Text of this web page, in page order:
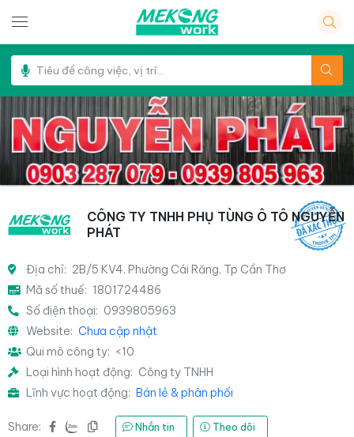
CÔNG TY TNHH PHỤ TÙNG Ô TÔ NGUYỄN
PHÁT
Địa chỉ: 2B/5 KV4, Phường Cái Răng, Tp Cần Thơ
Mã số thuế: 1801724486
Số điện thoại: 0939805963
Website: Chưa cập nhật
Qui mô công ty: <10
Loại hình hoạt động: Công ty TNHH
Lĩnh vực hoạt động: Bán lẻ & phân phối
Share: Nhắn tin Theo dõi